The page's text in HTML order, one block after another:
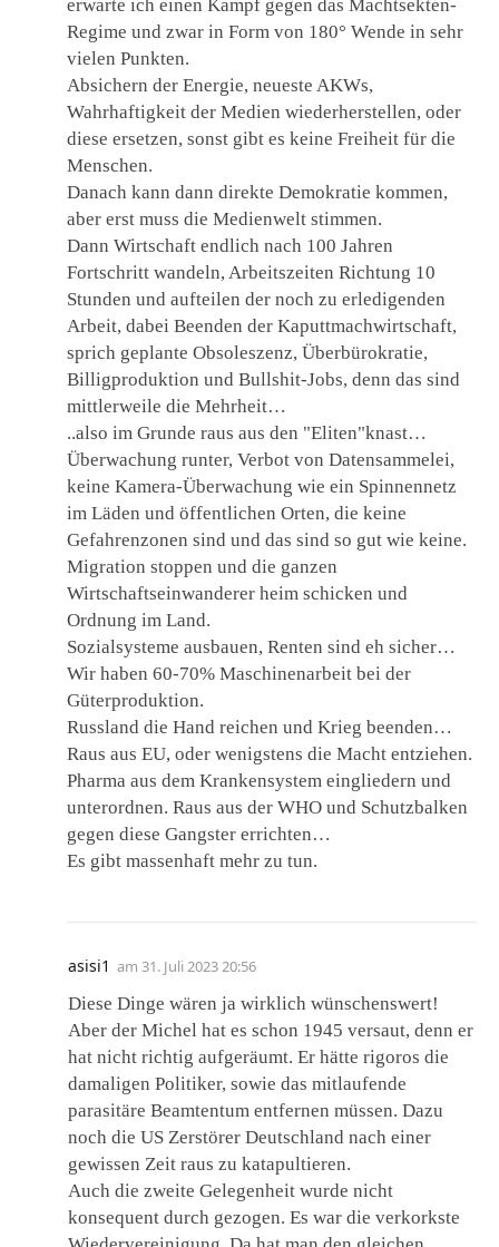
erwarte ich einen Kampf gegen das Machtsekten-
Regime und zwar in Form von 180° Wende in sehr
vielen Punkten.
Absichern der Energie, neueste AKWs,
Wahrhaftigkeit der Medien wiederherstellen, oder
diese ersetzen, sonst gibt es keine Freiheit für die
Menschen.
Danach kann dann direkte Demokratie kommen,
aber erst muss die Medienwelt stimmen.
Dann Wirtschaft endlich nach 100 Jahren
Fortschritt wandeln, Arbeitszeiten Richtung 10
Stunden und aufteilen der noch zu erledigenden
Arbeit, dabei Beenden der Kaputtmachwirtschaft,
sprich geplante Obsoleszenz, Überbürokratie,
Billigproduktion und Bullshit-Jobs, denn das sind
mittlerweile die Mehrheit…
..also im Grunde raus aus den "Eliten"knast…
Überwachung runter, Verbot von Datensammelei,
keine Kamera-Überwachung wie ein Spinnennetz
im Läden und öffentlichen Orten, die keine
Gefahrenzonen sind und das sind so gut wie keine.
Migration stoppen und die ganzen
Wirtschaftseinwanderer heim schicken und
Ordnung im Land.
Sozialsysteme ausbauen, Renten sind eh sicher…
Wir haben 60-70% Maschinenarbeit bei der
Güterproduktion.
Russland die Hand reichen und Krieg beenden…
Raus aus EU, oder wenigstens die Macht entziehen.
Pharma aus dem Krankensystem eingliedern und
unterordnen. Raus aus der WHO und Schutzbalken
gegen diese Gangster errichten…
Es gibt massenhaft mehr zu tun.
asisi1 am 31. Juli 2023 20:56
Diese Dinge wären ja wirklich wünschenswert!
Aber der Michel hat es schon 1945 versaut, denn er
hat nicht richtig aufgeräumt. Er hätte rigoros die
damaligen Politiker, sowie das mitlaufende
parasitäre Beamtentum entfernen müssen. Dazu
noch die US Zerstörer Deutschland nach einer
gewissen Zeit raus zu katapultieren.
Auch die zweite Gelegenheit wurde nicht
konsequent durch gezogen. Es war die verkorkste